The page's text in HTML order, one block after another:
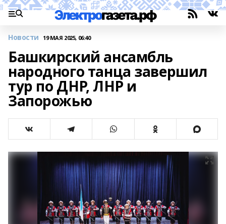
Новости 19 МАЯ 2025, 06:40
Башкирский ансамбль
народного танца завершил
тур по ДНР, ЛНР и
Запорожью